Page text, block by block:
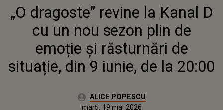
D CU UN NOU SEZON PLIN DE
EMOȚIE ȘI RĂSTURNĂRI DE
SITUAȚIE, DIN 9 IUNIE, DE LA
20:00
„O dragoste” revine la Kanal D
cu un nou sezon plin de
emoție și răsturnări de
situație, din 9 iunie, de la 20:00
Autor:ALICE POPESCU
Publicat:
marți, 19 mai 2026